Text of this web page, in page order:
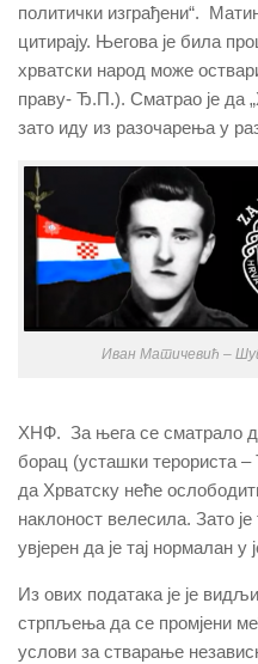
политички изграђени“.
цитирају. Његова је била
хрватски народ може
праву- Ђ.П.). Сматрао је да
зато иду из разочарења у
Иван Матичевић –
ХНФ. За њега се сматрало да
борац (усташки терориста –
да Хрватску неће
наклоност велесила. Зато
увјерен да је тај нормалан
Из ових података је је
стрпљења да се промјени
услови за стварање